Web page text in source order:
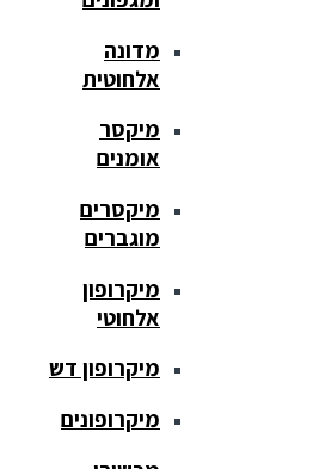
מדונה
אלחוטית
מיקסר
אומנים
מיקסרים
מוגברים
מיקרופון
אלחוטי
מיקרופון דש
מיקרופונים